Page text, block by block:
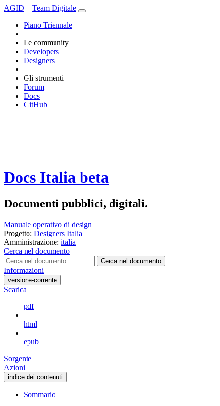
AGID + Team Digitale
Piano Triennale
Le community
Developers
Designers
Gli strumenti
Forum
Docs
GitHub
Docs Italia beta
Documenti pubblici, digitali.
Manuale operativo di design
Progetto: Designers Italia
Amministrazione: italia
Cerca nel documento
Cerca nel documento
Informazioni
versione-corrente
Scarica
pdf
html
epub
Sorgente
Azioni
indice dei contenuti
Sommario